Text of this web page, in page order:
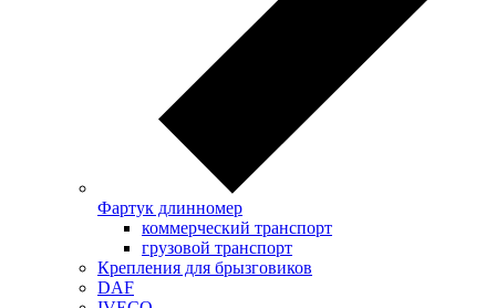
Фартук длинномер
коммерческий транспорт
грузовой транспорт
Крепления для брызговиков
DAF